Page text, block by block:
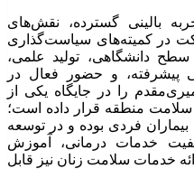
بالینی گسترده، نقش‌های
در کمیته‌های سیاست‌گذاری
دانشگاهی، تولید علمی،
و حضور فعال در
را در جایگاه یکی از
سلامت منطقه قرار داده است؛
فردی بوده و در توسعه
خدمات درمانی، آموزش
خدمات سلامت زنان نیز قابل